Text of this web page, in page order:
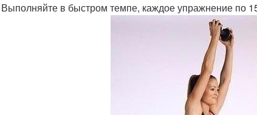
Выполняйте в быстром темпе, каждое упражнение по